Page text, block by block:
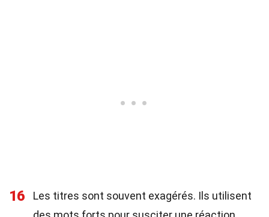
16
Les titres sont souvent exagérés. Ils utilisent